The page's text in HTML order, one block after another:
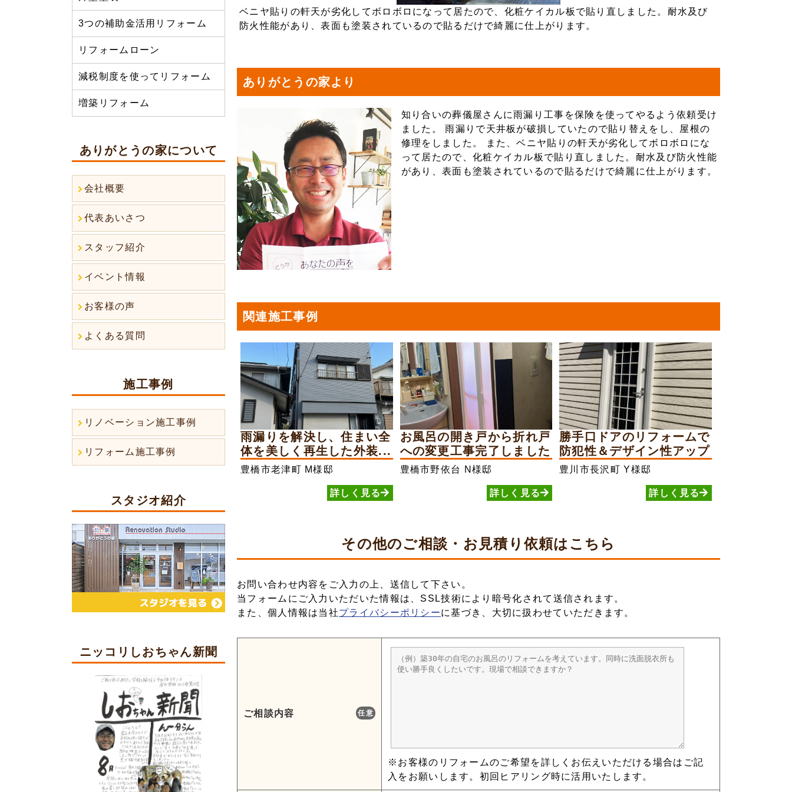
ベニヤ貼りの軒天が劣化してボロボロになって居たので、化粧ケイカル板で貼り直しました。耐水及び
防火性能があり、表面も塗装されているので貼るだけで綺麗に仕上がります。
ありがとうの家より
知り合いの葬儀屋さんに雨漏り工事を保険を使ってやるよう依頼受け
ました。 雨漏りで天井板が破損していたので貼り替えをし、屋根の
修理をしました。 また、ベニヤ貼りの軒天が劣化してボロボロにな
って居たので、化粧ケイカル板で貼り直しました。耐水及び防火性能
があり、表面も塗装されているので貼るだけで綺麗に仕上がります。
関連施工事例
雨漏りを解決し、住まい全
体を美しく再生した外装...
豊橋市老津町 M様邸
詳しく見る
お風呂の開き戸から折れ戸
への変更工事完了しました
豊橋市野依台 N様邸
詳しく見る
勝手口ドアのリフォームで
防犯性＆デザイン性アップ
豊川市長沢町Y様邸
詳しく見る
その他のご相談・お見積り依頼は こちら
お問い合わせ内容をご入力の上、送信して下さい。
当フォームにご入力いただいた情報は、SSL技術により暗号化されて送信されます。
また、個人情報は当社プライバシーポリシーに基づき、大切に扱わせていただきます。
ご相談内容 任意
※お客様のリフォームのご希望を詳しくお伝えいただける場合はご記
入をお願いします。初回ヒアリング時に活用いたします。
3つの補助金活用リフォーム
リフォームローン
減税制度を使ってリフォーム
増築リフォーム
ありがとうの家について
会社概要
代表あいさつ
スタッフ紹介
イベント情報
お客様の声
よくある質問
施工事例
リノベーション施工事例
リフォーム施工事例
スタジオ紹介
ニッコリしおちゃん新聞